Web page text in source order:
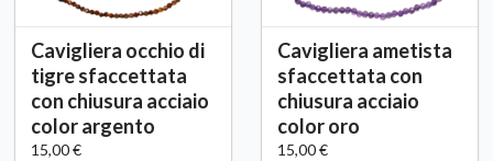
Cavigliera occhio di
tigre sfaccettata
con chiusura acciaio
color argento
15,00 €
Cavigliera ametista
sfaccettata con
chiusura acciaio
color oro
15,00 €